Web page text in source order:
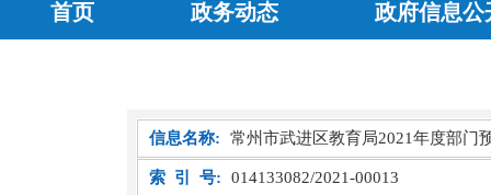
首页 政务动态 政府信息公
信息名称: 常州市武进区教育局2021年度部门
索 引 号: 014133082/2021-00013